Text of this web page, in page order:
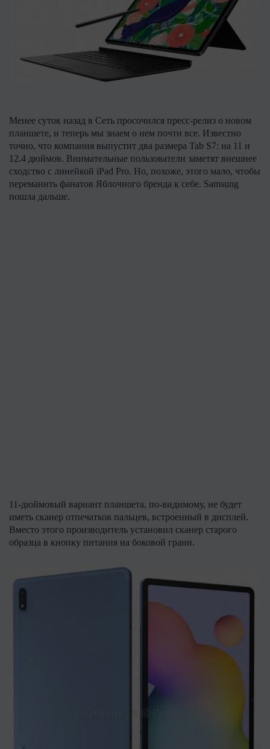
Менее суток назад в Сеть просочился пресс-релиз о новом
планшете, и теперь мы знаем о нем почти все. Известно
точно, что компания выпустит два размера Tab S7: на 11 и
12.4 дюймов. Внимательные пользователи заметят внешнее
сходство с линейкой iPad Pro. Но, похоже, этого мало, чтобы
переманить фанатов Яблочного бренда к себе. Samsung
пошла дальше.
11-дюймовый вариант планшета, по-видимому, не будет
иметь сканер отпечатков пальцев, встроенный в дисплей.
Вместо этого производитель установил сканер старого
образца в кнопку питания на боковой грани.